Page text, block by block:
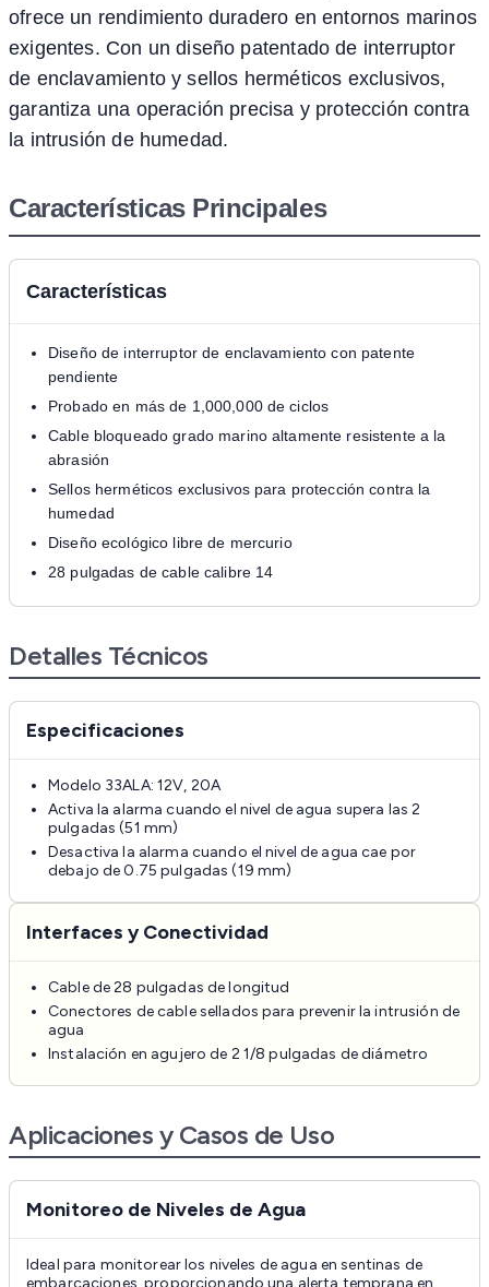
ofrece un rendimiento duradero en entornos marinos
exigentes. Con un diseño patentado de interruptor
de enclavamiento y sellos herméticos exclusivos,
garantiza una operación precisa y protección contra
la intrusión de humedad.
Características Principales
Características
Diseño de interruptor de enclavamiento con patente
pendiente
Probado en más de 1,000,000 de ciclos
Cable bloqueado grado marino altamente resistente a la
abrasión
Sellos herméticos exclusivos para protección contra la
humedad
Diseño ecológico libre de mercurio
28 pulgadas de cable calibre 14
Detalles Técnicos
Especificaciones
Modelo 33ALA: 12V, 20A
Activa la alarma cuando el nivel de agua supera las 2
pulgadas (51 mm)
Desactiva la alarma cuando el nivel de agua cae por
debajo de 0.75 pulgadas (19 mm)
Interfaces y Conectividad
Cable de 28 pulgadas de longitud
Conectores de cable sellados para prevenir la intrusión de
agua
Instalación en agujero de 2 1/8 pulgadas de diámetro
Aplicaciones y Casos de Uso
Monitoreo de Niveles de Agua
Ideal para monitorear los niveles de agua en sentinas de